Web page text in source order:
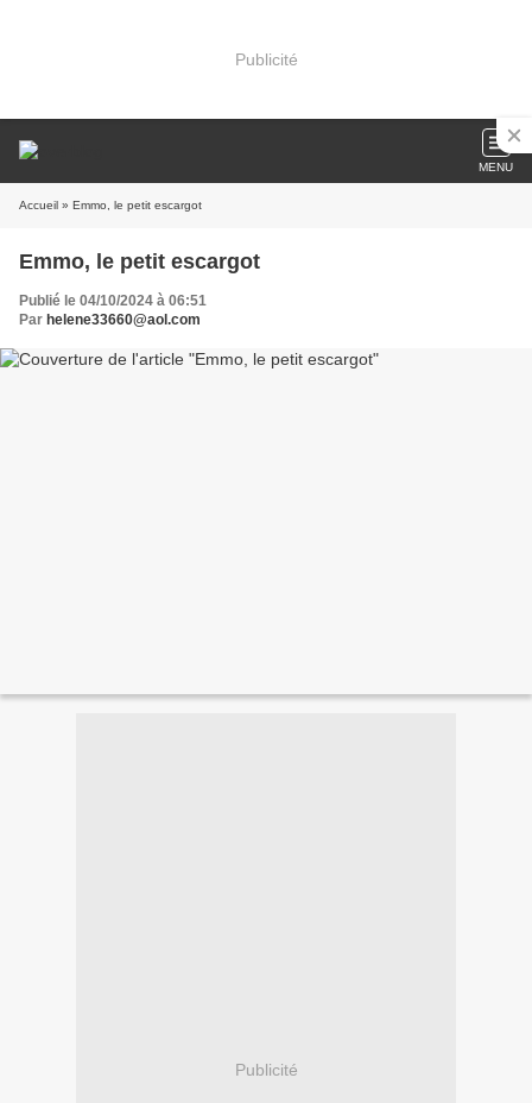
Publicité
MENU
Accueil » Emmo, le petit escargot
Emmo, le petit escargot
Publié le 04/10/2024 à 06:51
Par helene33660@aol.com
Publicité